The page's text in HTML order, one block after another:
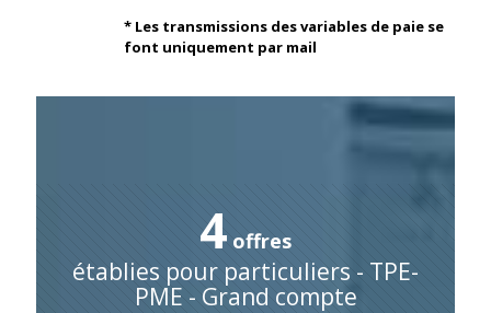
* Les transmissions des variables de paie se
font uniquement par mail
4 offres
établies pour particuliers - TPE-
PME - Grand compte